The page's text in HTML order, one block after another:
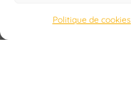
Politique de cookies